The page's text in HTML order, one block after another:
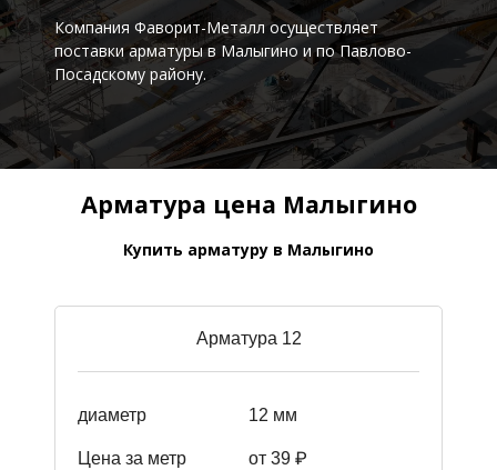
Компания Фаворит-Металл осуществляет
поставкиарматуры в Малыгино и по Павлово-
Посадскому району.
Арматура цена Малыгино
Купить арматуру в Малыгино
Арматура 12
диаметр 12 мм
Цена за метр от 39 ₽